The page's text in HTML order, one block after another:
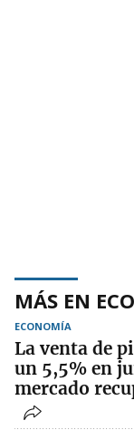
MÁS EN
ECONOMÍA
La venta de
un 5,5% en
mercado